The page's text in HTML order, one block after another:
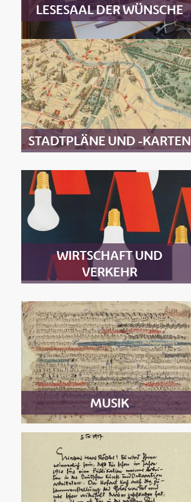
LESESAAL DER WÜNSCHE
STADTPLÄNE UND -KARTEN
WIRTSCHAFT UND
VERKEHR
MUSIK